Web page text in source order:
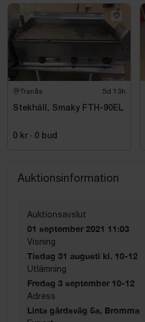
Tranås 5d 13h
Stekhäll, Smaky FTH-90EL
0 kr · 0 bud
Auktionsinformation
Auktionsavslut
01 september 2021 11:03
Visning
Tisdag 31 augusti kl. 10-12
Utlämning
Fredag 3 september 10-12
Adress
Linta gårdsväg 5a, Bromma